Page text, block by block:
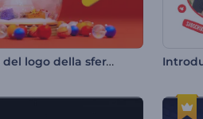
Rivelazione del logo della sfera di neve